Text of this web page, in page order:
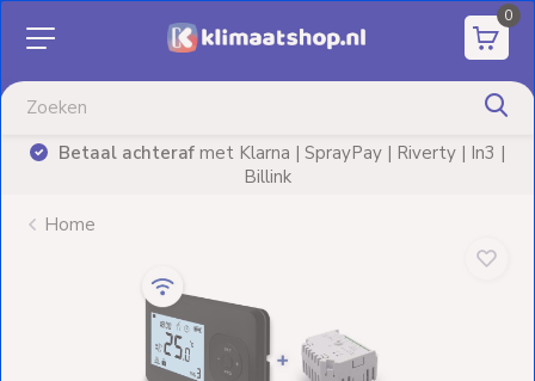
0
Betaal achterafmet Klarna | SprayPay | Riverty | In3 |
Billink
Aanbiedingen
verwarming
Warmtepompen
Elektrische
Home